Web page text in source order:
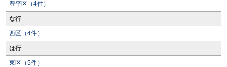
豊平区（4件）
な行
西区（4件）
は行
東区（5件）